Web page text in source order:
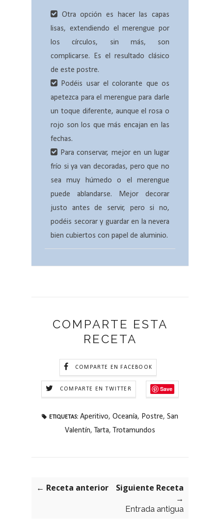
Otra opción es hacer las capas
lisas, extendiendo el merengue por
los círculos, sin más, son
complicarse. Es el resultado clásico
de este postre.
Podéis usar el colorante que os
apetezca para el merengue para darle
un toque diferente, aunque el rosa o
rojo son los que más encajan en las
fechas.
Para conservar, mejor en un lugar
frío si ya van decoradas, pero que no
sea muy húmedo o el merengue
puede ablandarse. Mejor decorar
justo antes de servir, pero si no,
podéis secorar y guardar en la nevera
bien cubiertos con papel de aluminio.
COMPARTE ESTA
RECETA
COMPARTE EN FACEBOOK
COMPARTE EN TWITTER Save
ETIQUETAS: Aperitivo, Oceanía, Postre, San
Valentín, Tarta, Trotamundos
← Receta anterior
Siguiente Receta
→
Entrada antigua